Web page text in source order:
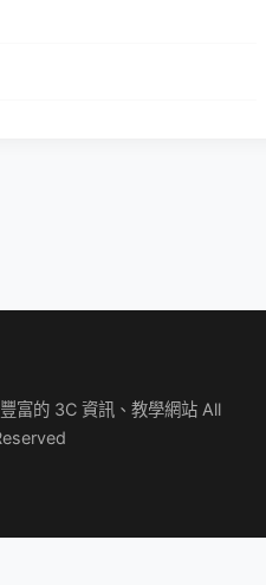
富的 3C 資訊、教學網站 All